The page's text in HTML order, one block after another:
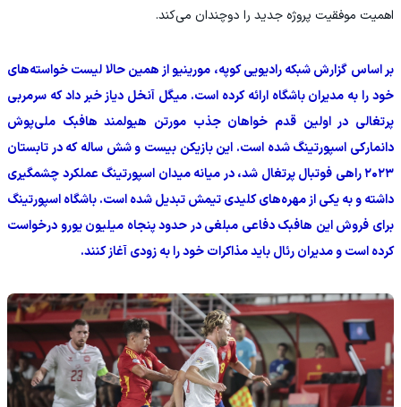
اهمیت موفقیت پروژه جدید را دوچندان می‌کند.
بر اساس گزارش شبکه رادیویی کوپه، مورینیو از همین حالا لیست خواسته‌های
خود را به مدیران باشگاه ارائه کرده است. میگل آنخل دیاز خبر داد که سرمربی
پرتغالی در اولین قدم خواهان جذب مورتن هیولمند هافبک ملی‌پوش
دانمارکی اسپورتینگ شده است. این بازیکن بیست و شش ساله که در تابستان
۲۰۲۳ راهی فوتبال پرتغال شد، در میانه میدان اسپورتینگ عملکرد چشمگیری
داشته و به یکی از مهره‌های کلیدی تیمش تبدیل شده است. باشگاه اسپورتینگ
برای فروش این هافبک دفاعی مبلغی در حدود پنجاه میلیون یورو درخواست
کرده است و مدیران رئال باید مذاکرات خود را به زودی آغاز کنند.